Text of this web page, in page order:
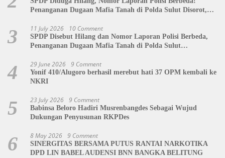
Penanganan Dugaan Mafia Tanah di Polda Sulut Disorot,
3 11 July 2026 10 Comment
SPDP Disebut Hilang dan Nomor Laporan Polisi Berbeda,
Penanganan Dugaan Mafia Tanah di Polda Sulut
4 29 June 2026 9 Comment
Yonif 410/Alugoro berhasil merebut hati 37 OPM kembali ke
NKRI
5 23 July 2026 9 Comment
Babinsa Beloro Hadiri Musrenbangdes Sebagai Wujud
Dukungan Penyusunan RKPDes
6 8 May 2026 9 Comment
SINERGITAS BERSAMA PUTUS RANTAI NARKOTIKA
DPD LIN BABEL AUDENSI BNN BANGKA BELITUNG